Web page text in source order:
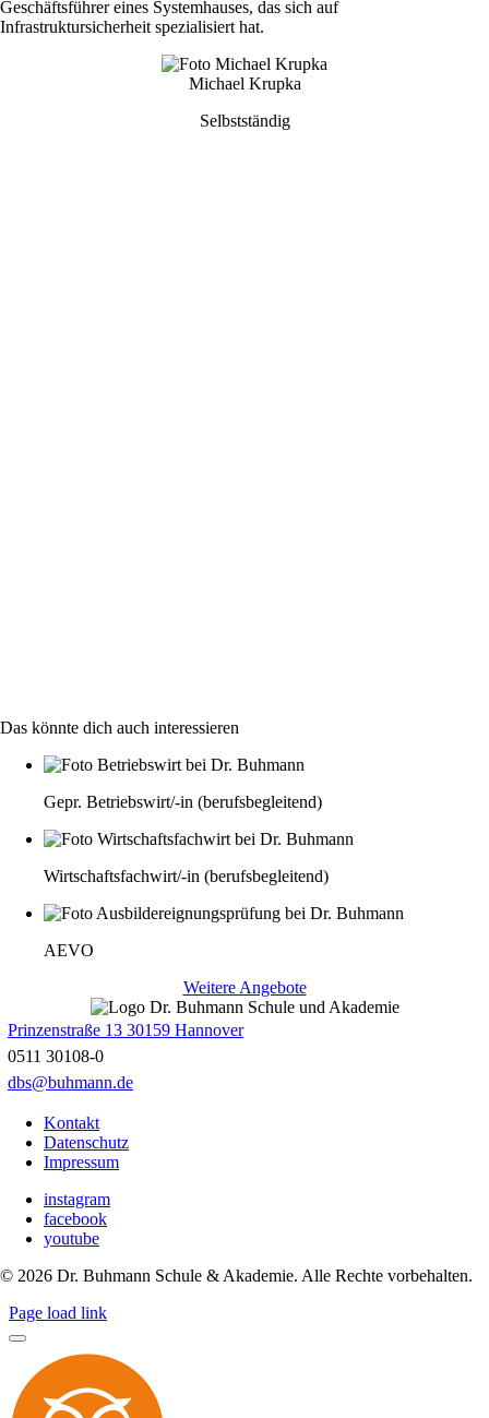
Geschäftsführer eines Systemhauses, das sich auf
Infrastruktursicherheit spezialisiert hat.
Michael Krupka
Selbstständig
Das könnte dich auch interessieren
Gepr. Betriebswirt/-in (berufsbegleitend)
Wirtschaftsfachwirt/-in (berufsbegleitend)
AEVO
Weitere Angebote
Prinzenstraße 13 30159 Hannover
0511 30108-0
dbs@buhmann.de
Kontakt
Datenschutz
Impressum
instagram
facebook
youtube
© 2026 Dr. Buhmann Schule & Akademie. Alle Rechte vorbehalten.
Page load link